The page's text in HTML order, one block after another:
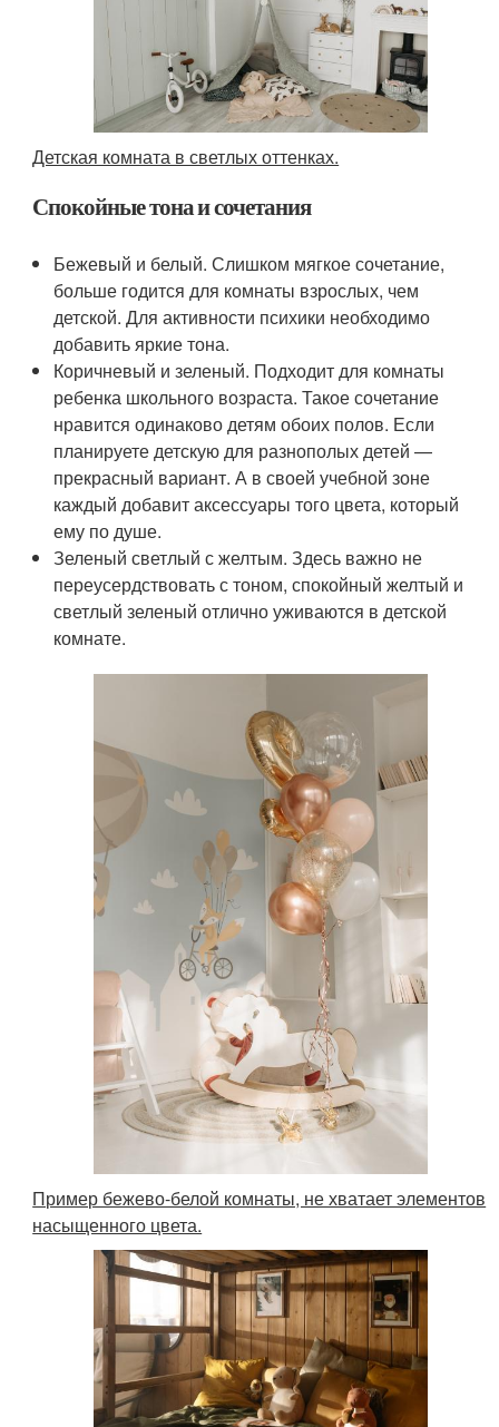
Детская комната в светлых оттенках.
Спокойные тона и сочетания
Бежевый и белый. Слишком мягкое сочетание,
больше годится для комнаты взрослых, чем
детской. Для активности психики необходимо
добавить яркие тона.
Коричневый и зеленый. Подходит для комнаты
ребенка школьного возраста. Такое сочетание
нравится одинаково детям обоих полов. Если
планируете детскую для разнополых детей —
прекрасный вариант. А в своей учебной зоне
каждый добавит аксессуары того цвета, который
ему по душе.
Зеленый светлый с желтым. Здесь важно не
переусердствовать с тоном, спокойный желтый и
светлый зеленый отлично уживаются в детской
комнате.
Пример бежево-белой комнаты, не хватает элементов
насыщенного цвета.